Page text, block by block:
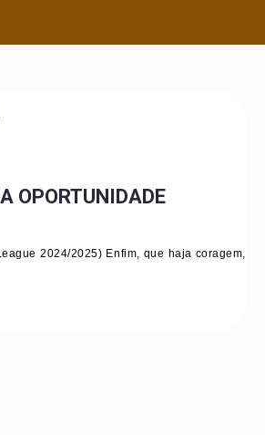
OPORTUNIDADE
2024/2025) Enfim, que haja coragem,